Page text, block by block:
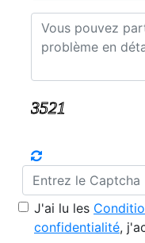
J'ai lu les
confidentialité,